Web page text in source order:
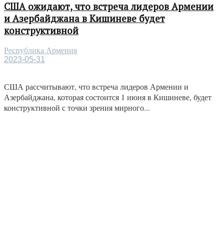
США ожидают, что встреча лидеров Армении
и Азербайджана в Кишиневе будет
конструктивной
Республика Армения
2023-05-31
США рассчитывают, что встреча лидеров Армении и
Азербайджана, которая состоится 1 июня в Кишиневе, будет
конструктивной с точки зрения мирного...